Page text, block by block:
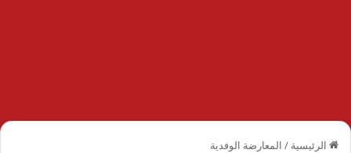
الرئيسية / المعارضة الوفدية